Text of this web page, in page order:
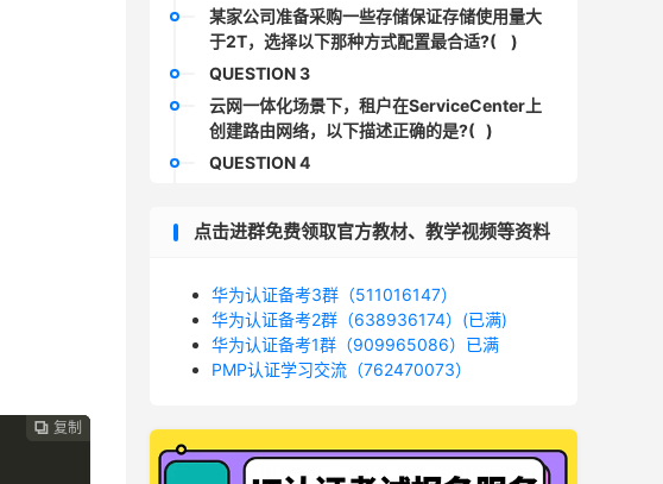
 复制
 复制
 复制
某家公司准备采购一些存储保证存储使用量大
于2T，选择以下那种方式配置最合适?( )
QUESTION 3
云网一体化场景下，租户在ServiceCenter上
创建路由网络，以下描述正确的是?( )
QUESTION 4
FusionCompute (VRM+CNA,即XEN) )，在
FusionSphere OpenStack控制节点上以下哪
QUESTION 5
B企业在运营过程中，基于成本的考虑，计划
将一部分业务放在公有云上，一部分业务放在
私有云上，以下关于在VDC与VPC规划设计
以下关于华为SDN数据中心解决方案分层描述
点击进群免费领取官方教材、教学视频等资料
华为认证备考3群（511016147）
华为认证备考2群（638936174）(已满)
华为认证备考1群（909965086）已满
PMP认证学习交流（762470073）